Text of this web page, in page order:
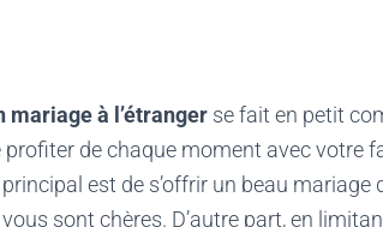
mariage à l’étranger se fait en petit
de chaque moment avec votre
est de s’offrir un beau mariage
sont chères. D’autre part, en